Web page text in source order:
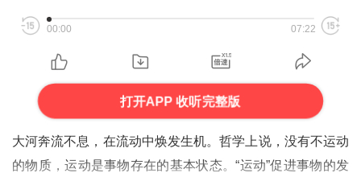
00:00 07:22
打开APP 收听完整版
大河奔流不息，在流动中焕发生机。哲学上说，没有不运动
的物质，运动是事物存在的基本状态。“运动”促进事物的发